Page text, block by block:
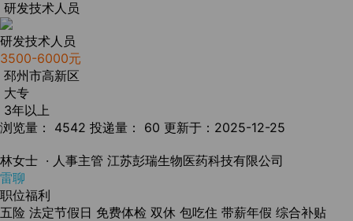
研发技术人员
研发技术人员
3500-6000元
邳州市高新区
大专
3年以上
浏览量： 4542 投递量： 60 更新于：2025-12-25
林女士 · 人事主管 江苏彭瑞生物医药科技有限公司
雷聊
职位福利
五险 法定节假日 免费体检 双休 包吃住 带薪年假 综合补贴